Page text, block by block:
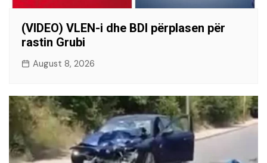
(VIDEO) VLEN-i dhe BDI përplasen për
rastin Grubi
August 8, 2026